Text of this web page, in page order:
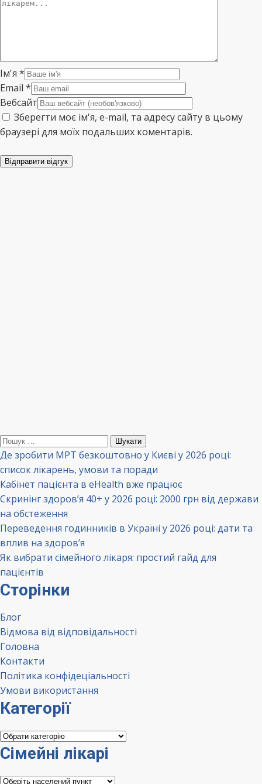
Ім'я *
Email *
Вебсайт
Зберегти моє ім'я, e-mail, та адресу сайту в цьому
браузері для моїх подальших коментарів.
Відправити відгук
Пошук:
Де зробити МРТ безкоштовно у Києві у 2026 році:
список лікарень, умови та поради
Кабінет пацієнта в eHealth вже працює
Скринінг здоров’я 40+ у 2026 році: 2000 грн від держави
на обстеження
Переведення годинників в Україні у 2026 році: дати та
вплив на здоров’я
Як вибрати сімейного лікаря: простий гайд для
пацієнтів
Сторінки
Блог
Відмова від відповідальності
Головна
Контакти
Політика конфідеціальності
Умови використання
Категорії
Категорії
Сімейні лікарі
Сімейні